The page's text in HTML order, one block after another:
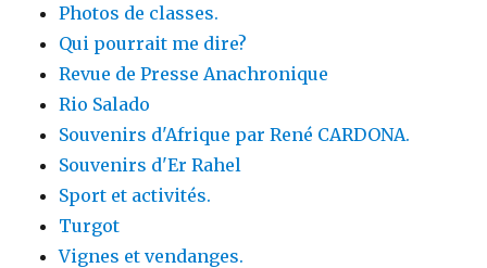
Photos de classes.
Qui pourrait me dire?
Revue de Presse Anachronique
Rio Salado
Souvenirs d'Afrique par René CARDONA.
Souvenirs d'Er Rahel
Sport et activités.
Turgot
Vignes et vendanges.